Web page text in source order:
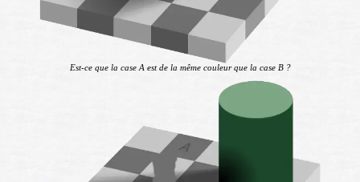
Est-ce que la case A est de la même couleur que la case B ?